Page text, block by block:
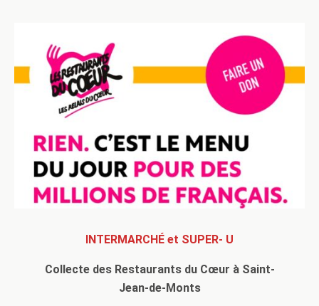
INTERMARCHÉ et SUPER- U
Collecte des Restaurants du Cœur à Saint-
Jean-de-Monts